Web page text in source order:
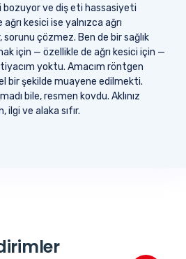
bozuyor ve diş eti hassasiyeti
kesici ise yalnızca ağrı
çözmez. Ben de bir sağlık
için — özellikle de ağrı kesici için —
yoktu. Amacım röntgen
bir şekilde muayene edilmekti.
bile, resmen kovdu. Aklınız
ve alaka sıfır.